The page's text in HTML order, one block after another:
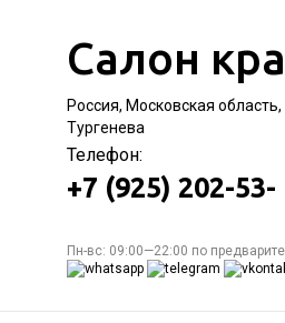
Салон
Россия, Московская
Тургенева
Телефон:
+7 (925) 202-53-
Пн-вс: 09:00—22:00 по